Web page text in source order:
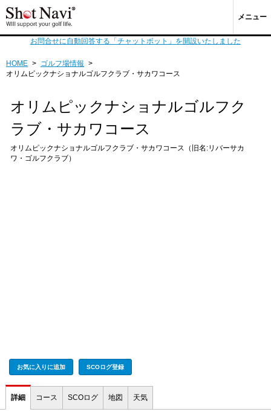
メニュー
お問合せに自動回答する「チャットボット」を開設いたしました
HOME > ゴルフ場情報
>
オリムピックナショナルゴルフクラブ・サカワコース
オリムピックナショナルゴルフク
ラブ・サカワコース
オリムピックナショナルゴルフクラブ・サカワコース（旧名:リバーサカ
ワ・ゴルフクラブ）
お気に入りに追加 SCOログ登録
詳細 コース SCOログ 地図 天気